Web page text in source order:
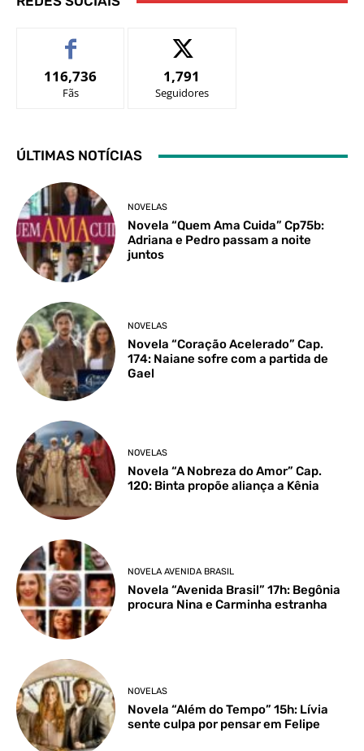
116,736
Fãs
1,791
Seguidores
ÚLTIMAS NOTÍCIAS
NOVELAS
Novela “Quem Ama Cuida” Cp75b:
Adriana e Pedro passam a noite
juntos
NOVELAS
Novela “Coração Acelerado” Cap.
174: Naiane sofre com a partida de
Gael
NOVELAS
Novela “A Nobreza do Amor” Cap.
120: Binta propõe aliança a Kênia
NOVELA AVENIDA BRASIL
Novela “Avenida Brasil” 17h: Begônia
procura Nina e Carminha estranha
NOVELAS
Novela “Além do Tempo” 15h: Lívia
sente culpa por pensar em Felipe